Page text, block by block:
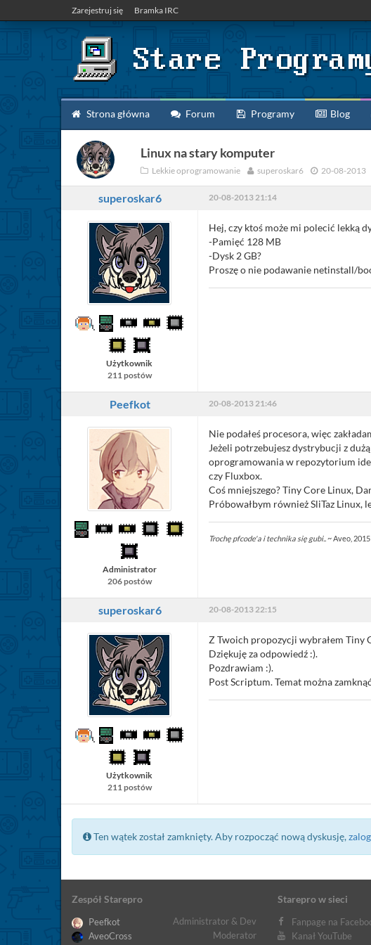
Zarejestruj się Bramka IRC
Strona główna Forum Programy Blog
Linux na stary komputer
Lekkie oprogramowanie superoskar6 20-08-2013
superoskar6 20-08-2013 21:14
Użytkownik
211 postów
Hej, czy ktoś może mi polecić lekką
-Pamięć 128 MB
-Dysk 2 GB?
Proszę o nie podawanie netinstall/
Peefkot 20-08-2013 21:46
Administrator
206 postów
Nie podałeś procesora, więc
Jeżeli potrzebujesz dystrybucji z
oprogramowania w repozytorium
czy Fluxbox.
Coś mniejszego? Tiny Core Linux,
Próbowałbym również SliTaz Linux,
Trochę pfcode'a i technika się gubi..~ Aveo, 2015
superoskar6 20-08-2013 22:15
Użytkownik
211 postów
Z Twoich propozycji wybrałem Tiny
Dziękuję za odpowiedź :).
Pozdrawiam :).
Post Scriptum. Temat można
Ten wątek został zamknięty. Aby rozpocząć nową dyskusję,
Zespół Starepro
Peefkot
Administrator & Dev
AveoCross
Moderator
Starepro w sieci
Fanpage na
Kanał YouTube